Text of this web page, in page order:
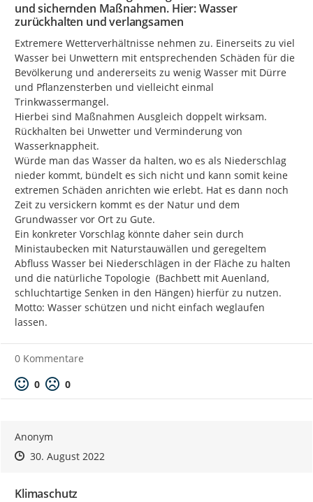
Die Beteiligung steht ab dem 01.07. 2022 für zwei Monate
Seinen Sie dabei und wirken Sie aktiv an der Erstellung des
integierten Klimaschutzkonzeptes für Langerwehe mit.
Vielen Dank für Ihre Mitwirkung.
Ihre Klimaschutzmanagerin
Regina Krings
gefördert durch
und sichernden Maßnahmen. Hier: Wasser
zurückhalten und verlangsamen
Extremere Wetterverhältnisse nehmen zu. Einerseits zu viel
Wasser bei Unwettern mit entsprechenden Schäden für die
Bevölkerung und andererseits zu wenig Wasser mit Dürre
und Pflanzensterben und vielleicht einmal
Trinkwassermangel.
Hierbei sind Maßnahmen Ausgleich doppelt wirksam.
Rückhalten bei Unwetter und Verminderung von
Wasserknappheit.
Würde man das Wasser da halten, wo es als Niederschlag
nieder kommt, bündelt es sich nicht und kann somit keine
extremen Schäden anrichten wie erlebt. Hat es dann noch
Zeit zu versickern kommt es der Natur und dem
Grundwasser vor Ort zu Gute.
Ein konkreter Vorschlag könnte daher sein durch
Ministaubecken mit Naturstauwällen und geregeltem
Abfluss Wasser bei Niederschlägen in der Fläche zu halten
und die natürliche Topologie  (Bachbett mit Auenland,
schluchtartige Senken in den Hängen) hierfür zu nutzen.
Motto: Wasser schützen und nicht einfach weglaufen
lassen.
0 Kommentare
Positive Bewertung
0 Negative Bewertung
0
Anonym
Zeitpunkt des Erstellens
Zeitpunkt des Erstellens
30. August 2022Zur Äußerung
Klimaschutz